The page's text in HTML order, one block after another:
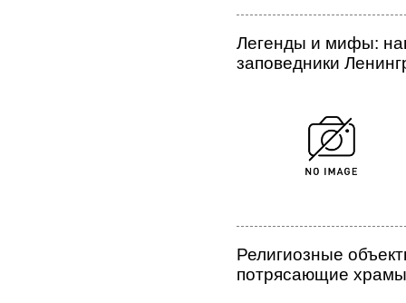
Легенды и мифы:
заповедники
Религиозные
потрясающие